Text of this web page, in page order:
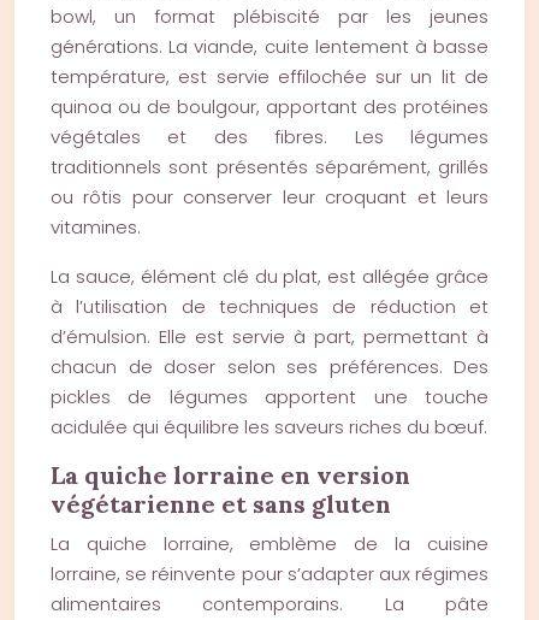
bowl, un format plébiscité par les jeunes
générations. La viande, cuite lentement à basse
température, est servie effilochée sur un lit de
quinoa ou de boulgour, apportant des protéines
végétales et des fibres. Les légumes
traditionnels sont présentés séparément, grillés
ou rôtis pour conserver leur croquant et leurs
vitamines.
La sauce, élément clé du plat, est allégée grâce
à l’utilisation de techniques de réduction et
d’émulsion. Elle est servie à part, permettant à
chacun de doser selon ses préférences. Des
pickles de légumes apportent une touche
acidulée qui équilibre les saveurs riches du bœuf.
La quiche lorraine en version
végétarienne et sans gluten
La quiche lorraine, emblème de la cuisine
lorraine, se réinvente pour s’adapter aux régimes
alimentaires contemporains. La pâte